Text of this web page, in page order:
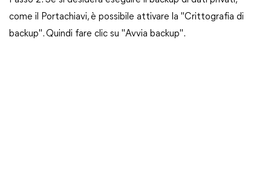
come il Portachiavi, è possibile attivare la "Crittografia di
backup". Quindi fare clic su "Avvia backup".